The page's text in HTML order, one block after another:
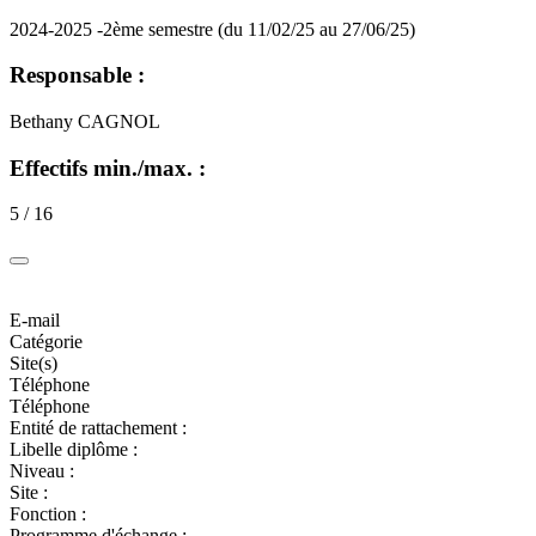
2024-2025 -2ème semestre (du 11/02/25 au 27/06/25)
Responsable :
Bethany CAGNOL
Effectifs min./max. :
5 / 16
E-mail
Catégorie
Site(s)
Téléphone
Téléphone
Entité de rattachement :
Libelle diplôme :
Niveau :
Site :
Fonction :